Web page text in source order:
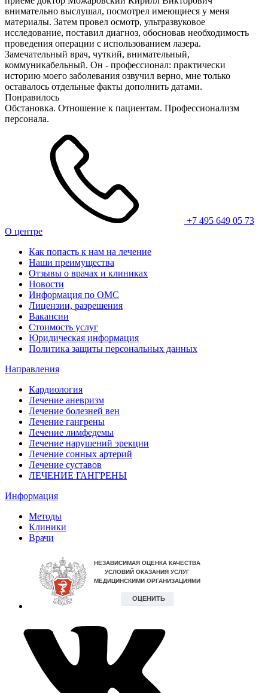
внимательно выслушал, посмотрел имеющиеся у меня
материалы. Затем провел осмотр, ультразвуковое
исследование, поставил диагноз, обосновав необходимость
проведения операции с использованием лазера.
Замечательный врач, чуткий, внимательный,
коммуникабельный. Он - профессионал: практически
историю моего заболевания озвучил верно, мне только
оставалось отдельные факты дополнить датами.
Понравилось
Обстановка. Отношение к пациентам. Профессионализм
персонала.
+7 495 649 05 73
О центре
Как попасть к нам на лечение
Наши преимущества
Отзывы о врачах и клиниках
Новости
Информация по ОМС
Лицензии, разрешения
Вакансии
Стоимость услуг
Юридическая информация
Политика защиты персональных данных
Направления
Кардиология
Лечение аневризм
Лечение болезней вен
Лечение гангрены
Лечение лимфедемы
Лечение нарушений эрекции
Лечение сонных артерий
Лечение суставов
ЛЕЧЕНИЕ ГАНГРЕНЫ
Информация
Методы
Клиники
Врачи